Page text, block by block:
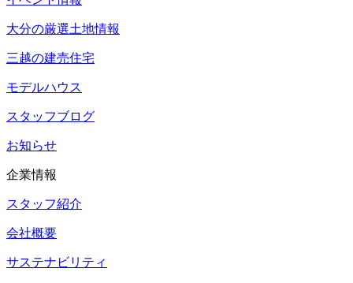
大分の厳選土地情報
三越の建売住宅
モデルハウス
スタッフブログ
お知らせ
企業情報
スタッフ紹介
会社概要
サステナビリティ